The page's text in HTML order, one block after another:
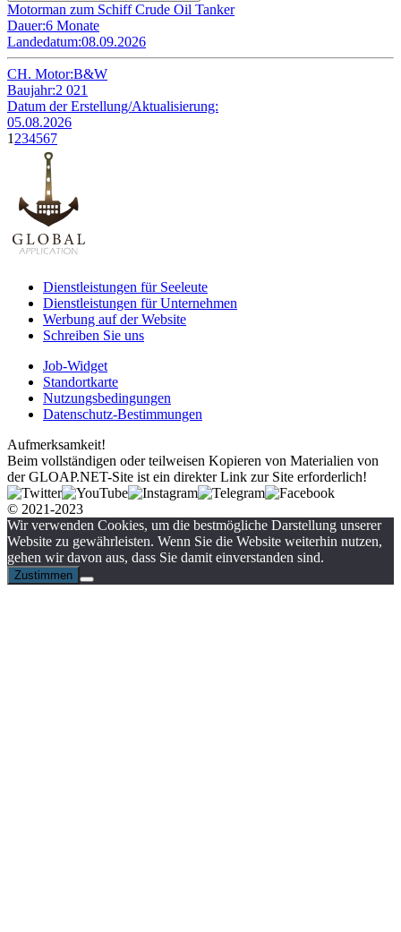
Motorman zum Schiff Crude Oil Tanker
Dauer:6 Monate
Landedatum:08.09.2026
CH. Motor:B&W
Baujahr:2 021
Datum der Erstellung/Aktualisierung:
05.08.2026
1 234567
Dienstleistungen für Seeleute
Dienstleistungen für Unternehmen
Werbung auf der Website
Schreiben Sie uns
Job-Widget
Standortkarte
Nutzungsbedingungen
Datenschutz-Bestimmungen
Aufmerksamkeit!
Beim vollständigen oder teilweisen Kopieren von Materialien von
der GLOAP.NET-Site ist ein direkter Link zur Site erforderlich!
© 2021-2023
Wir verwenden Cookies, um die bestmögliche Darstellung unserer
Website zu gewährleisten. Wenn Sie die Website weiterhin nutzen,
gehen wir davon aus, dass Sie damit einverstanden sind.
Zustimmen